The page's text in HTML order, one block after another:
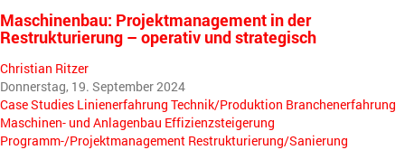
Maschinenbau: Projektmanagement in der
Restrukturierung – operativ und strategisch
Christian Ritzer
Donnerstag, 19. September 2024
Case Studies Linienerfahrung Technik/Produktion Branchenerfahrung
Maschinen- und Anlagenbau Effizienzsteigerung
Programm-/Projektmanagement Restrukturierung/Sanierung